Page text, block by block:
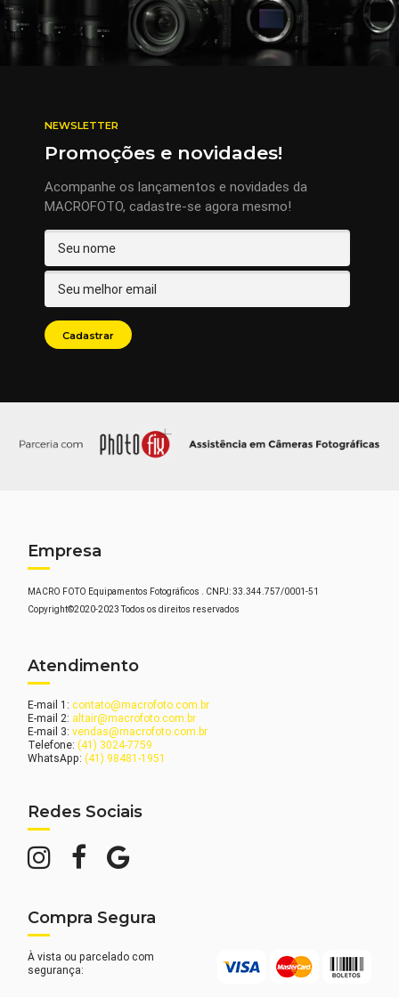
NEWSLETTER
Promoções e novidades!
Acompanhe os lançamentos e novidades da
MACROFOTO, cadastre-se agora mesmo!
Empresa
MACRO FOTO Equipamentos Fotográficos . CNPJ: 33.344.757/0001-51
Copyright©2020-2023 Todos os direitos reservados
Atendimento
E-mail 1:contato@macrofoto.com.br
E-mail 2: altair@macrofoto.com.br
E-mail 3:vendas@macrofoto.com.br
Telefone:(41) 3024-7759
WhatsApp:(41) 98481-1951
Redes Sociais
Compra Segura
À vista ou parcelado com
segurança: